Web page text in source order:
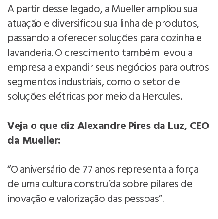
A partir desse legado, a Mueller ampliou sua
atuação e diversificou sua linha de produtos,
passando a oferecer soluções para cozinha e
lavanderia. O crescimento também levou a
empresa a expandir seus negócios para outros
segmentos industriais, como o setor de
soluções elétricas por meio da Hercules.
Veja o que diz Alexandre Pires da Luz, CEO
da Mueller:
“O aniversário de 77 anos representa a força
de uma cultura construída sobre pilares de
inovação e valorização das pessoas”.